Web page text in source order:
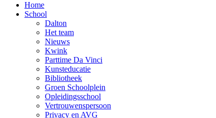
Home
School
Dalton
Het team
Nieuws
Kwink
Parttime Da Vinci
Kunsteducatie
Bibliotheek
Groen Schoolplein
Opleidingsschool
Vertrouwenspersoon
Privacy en AVG